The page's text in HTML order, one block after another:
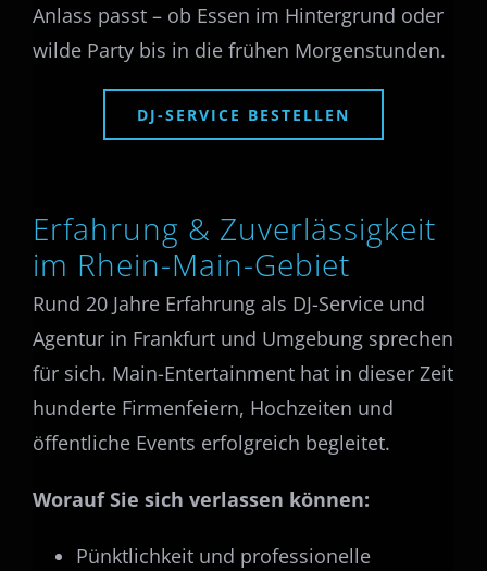
Anlass passt – ob Essen im Hintergrund oder
wilde Party bis in die frühen Morgenstunden.
DJ-SERVICE BESTELLEN
Erfahrung & Zuverlässigkeit
im Rhein-Main-Gebiet
Rund 20 Jahre Erfahrung als DJ-Service und
Agentur in Frankfurt und Umgebung sprechen
für sich. Main-Entertainment hat in dieser Zeit
hunderte Firmenfeiern, Hochzeiten und
öffentliche Events erfolgreich begleitet.
Worauf Sie sich verlassen können:
Pünktlichkeit und professionelle